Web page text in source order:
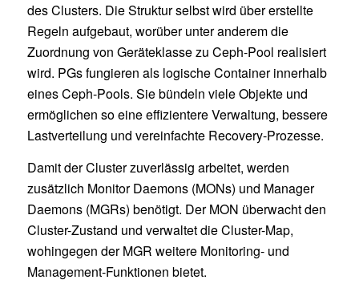
des Clusters. Die Struktur selbst wird über erstellte
Regeln aufgebaut, worüber unter anderem die
Zuordnung von Geräteklasse zu Ceph-Pool realisiert
wird. PGs fungieren als logische Container innerhalb
eines Ceph-Pools. Sie bündeln viele Objekte und
ermöglichen so eine effizientere Verwaltung, bessere
Lastverteilung und vereinfachte Recovery-Prozesse.
Damit der Cluster zuverlässig arbeitet, werden
zusätzlich Monitor Daemons (MONs) und Manager
Daemons (MGRs) benötigt. Der MON überwacht den
Cluster-Zustand und verwaltet die Cluster-Map,
wohingegen der MGR weitere Monitoring- und
Management-Funktionen bietet.